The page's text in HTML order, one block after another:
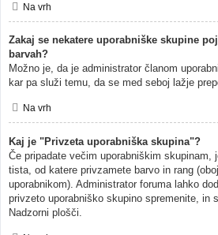
Na vrh
Zakaj se nekatere uporabniške skupine
barvah?
Možno je, da je administrator članom
kar pa služi temu, da se med seboj lažje
Na vrh
Kaj je "Privzeta uporabniška skupina"?
Če pripadate večim uporabniškim skupinam,
tista, od katere privzamete barvo in rang
uporabnikom). Administrator foruma lahko
privzeto uporabniško skupino spremenite, in
Nadzorni plošči.